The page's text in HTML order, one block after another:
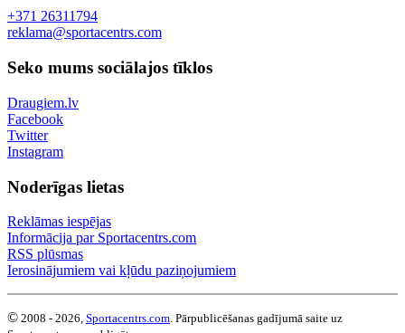
+371 26311794
reklama@sportacentrs.com
Seko mums sociālajos tīklos
Draugiem.lv
Facebook
Twitter
Instagram
Noderīgas lietas
Reklāmas iespējas
Informācija par Sportacentrs.com
RSS plūsmas
Ierosinājumiem vai kļūdu paziņojumiem
© 2008 - 2026, Sportacentrs.com. Pārpublicēšanas gadījumā saite uz